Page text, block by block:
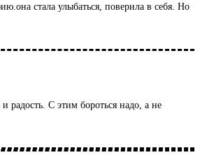
стала улыбаться, поверила в себя. Но
радость. С этим бороться надо, а не